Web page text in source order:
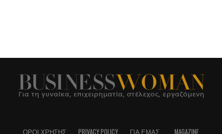
ΌΡΟΙ ΧΡΉΣΗΣ PRIVACY POLICY ΓΙΑ ΕΜΆΣ.. MAGAZINE